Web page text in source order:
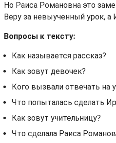
Но Раиса Романовна это
Веру за невыученный урок, а
Вопросы к тексту:
Как называется рассказ?
Как зовут девочек?
Кого вызвали отвечать на
Что попыталась сделать
Как зовут учительницу?
Что сделала Раиса